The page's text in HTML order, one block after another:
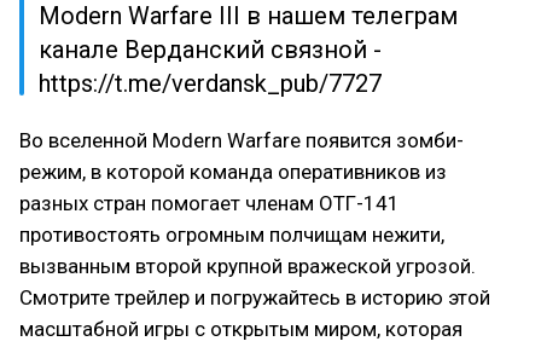
Modern Warfare III в нашем телеграм
канале Верданский связной -
https://t.me/verdansk_pub/7727
Во вселенной Modern Warfare появится зомби-
режим, в которой команда оперативников из
разных стран помогает членам ОТГ-141
противостоять огромным полчищам нежити,
вызванным второй крупной вражеской угрозой.
Смотрите трейлер и погружайтесь в историю этой
масштабной игры с открытым миром, которая